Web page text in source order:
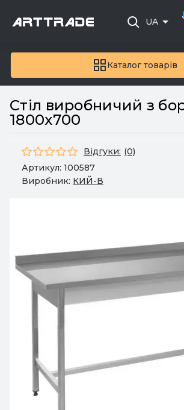
Каталог товарів
UA
Стіл виробничий з
1800x700
Відгуки: (0)
Артикул: 100587
Виробник: КИЙ-В